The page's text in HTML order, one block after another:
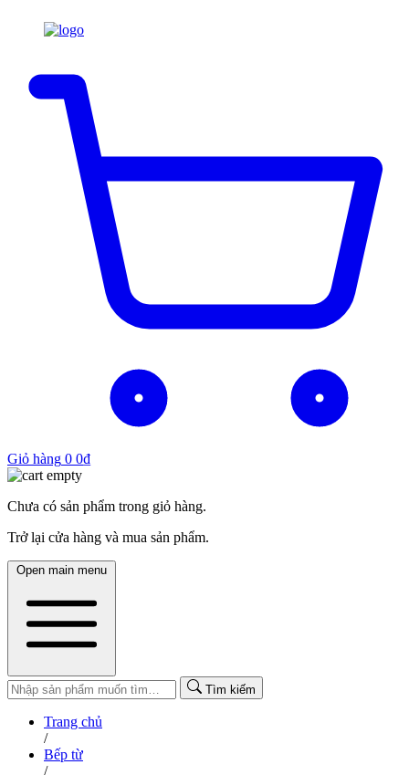
Giỏ hàng 0 0₫
Chưa có sản phẩm trong giỏ hàng.
Trở lại cửa hàng và mua sản phẩm.
Open main menu
Tìm kiếm
Trang chủ
/
Bếp từ
/